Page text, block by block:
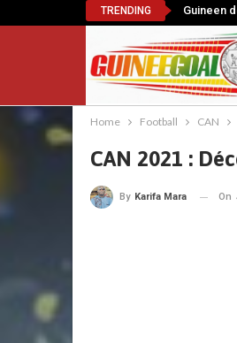
TRENDING Guineen
Home Football CAN
CAN 2021 :
By Karifa Mara On